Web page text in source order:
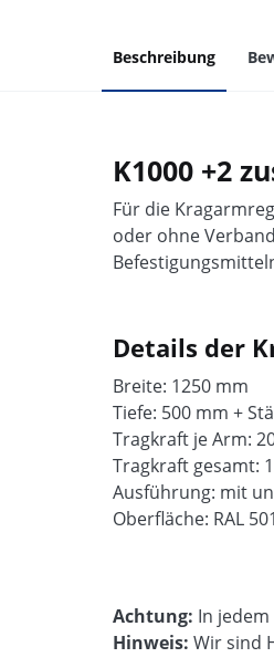
Beschreibung
K1000 +2
Für die
oder ohne
Details der
Breite: 1250 mm
Tiefe: 500 mm +
Tragkraft je Arm:
Tragkraft gesamt:
Ausführung: mit
Oberfläche: RAL
Achtung: In
Hinweis: Wir sind